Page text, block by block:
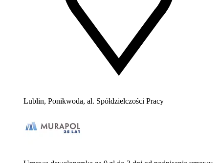
Lublin, Ponikwoda, al. Spółdzielczości Pracy